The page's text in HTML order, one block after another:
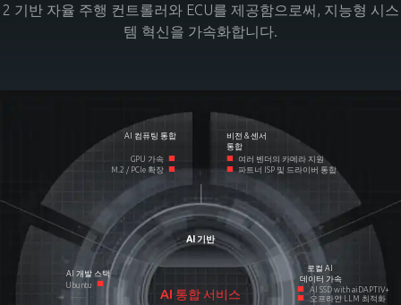
2 기반 자율 주행 컨트롤러와 ECU를 제공함으로써, 지능형 시스
템 혁신을 가속화합니다.
GPU 가속 ■
M.2 / PCIe 확장 ■
AI 컴퓨팅 통합
AI 기반
비전 & 센서
통합
■ 여러 벤더의 카메라 지원
■ 파트너 ISP 및 드라이버 통합
Ubuntu ■
AI 개발 스택
AI 통합 서비스
로컬 AI
데이터 가속
■ AI SSD with aiDAPTIV+
■ 오프라인 LLM 최적화